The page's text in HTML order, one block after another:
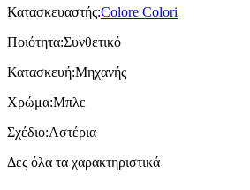
Κατασκευαστής:Colore Colori
Ποιότητα:Συνθετικό
Κατασκευή:Μηχανής
Χρώμα:Μπλε
Σχέδιο:Αστέρια
Δες όλα τα χαρακτηριστικά